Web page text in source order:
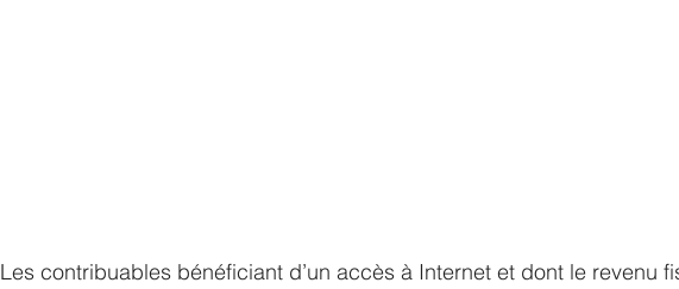
Les contribuables bénéficiant d’un accès à Internet et dont le revenu